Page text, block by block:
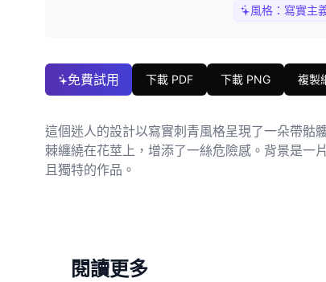
風格： 寫實主
免費試用 下載 PDF 下載 PNG 複製
這個迷人的設計以寫實刺青風格呈現了一朵帶骷
棘纏繞在花莖上，增添了一絲危險感。背景是一
且獨特的作品。
閱讀更多